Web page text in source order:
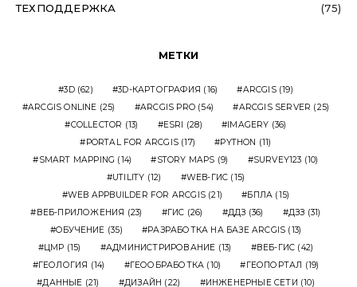
ТЕХПОДДЕРЖКА (75)
МЕТКИ
3D(62) 3D-КАРТОГРАФИЯ (16) ARCGIS(19)
ARCGIS ONLINE (25) ARCGIS PRO (54) ARCGIS SERVER (25)
COLLECTOR (13) ESRI (28) IMAGERY (36)
PORTAL FOR ARCGIS (17) PYTHON (11)
SMART MAPPING (14) STORY MAPS (9) SURVEY123 (10)
UTILITY (12) WEB-ГИС (15)
WEB APPBUILDER FOR ARCGIS(21) БПЛА (15)
ВЕБ-ПРИЛОЖЕНИЯ (23) ГИС (26) ДДЗ (36) ДЗЗ (31)
ОБУЧЕНИЕ (35) РАЗРАБОТКА НА БАЗЕ ARCGIS (13)
ЦМР (15) АДМИНИСТРИРОВАНИЕ (13) ВЕБ-ГИС (42)
ГЕОЛОГИЯ (14) ГЕООБРАБОТКА (10) ГЕОПОРТАЛ (19)
ДАННЫЕ (21) ДИЗАЙН (22) ИНЖЕНЕРНЫЕ СЕТИ (10)